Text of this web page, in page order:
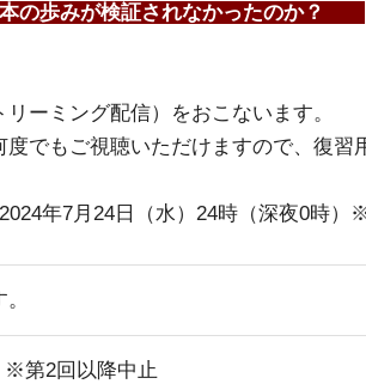
の歩みが検証されなかったのか？
ーミング配信）をおこないます。
でもご視聴いただけますので、復習
年7月24日（水）24時（深夜0時）
※第2回以降中止